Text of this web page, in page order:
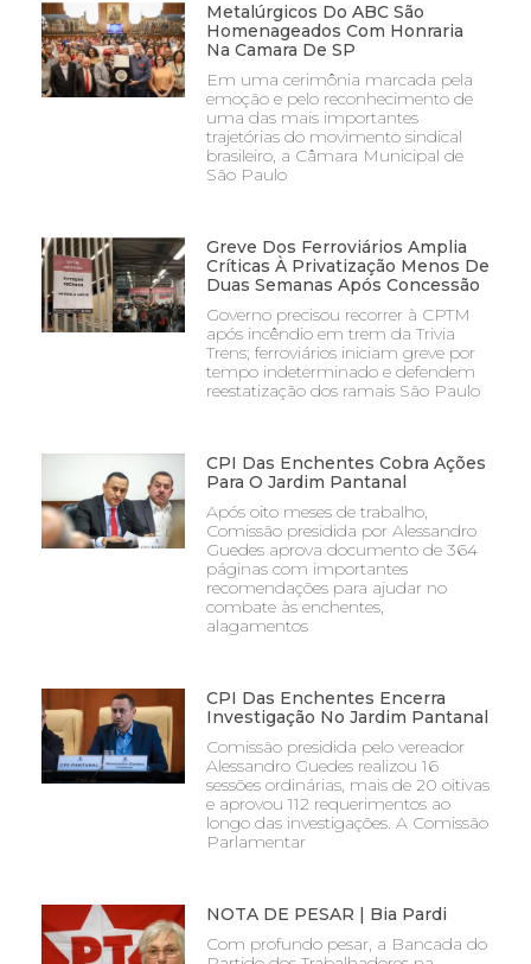
Metalúrgicos Do ABC São
Homenageados Com Honraria
Na Camara De SP
Em uma cerimônia marcada pela
emoção e pelo reconhecimento de
uma das mais importantes
trajetórias do movimento sindical
brasileiro, a Câmara Municipal de
São Paulo
Greve Dos Ferroviários Amplia
Críticas À Privatização Menos De
Duas Semanas Após Concessão
Governo precisou recorrer à CPTM
após incêndio em trem da Trivia
Trens; ferroviários iniciam greve por
tempo indeterminado e defendem
reestatização dos ramais São Paulo
CPI Das Enchentes Cobra Ações
Para O Jardim Pantanal
Após oito meses de trabalho,
Comissão presidida por Alessandro
Guedes aprova documento de 364
páginas com importantes
recomendações para ajudar no
combate às enchentes,
alagamentos
CPI Das Enchentes Encerra
Investigação No Jardim Pantanal
Comissão presidida pelo vereador
Alessandro Guedes realizou 16
sessões ordinárias, mais de 20 oitivas
e aprovou 112 requerimentos ao
longo das investigações. A Comissão
Parlamentar
NOTA DE PESAR | Bia Pardi
Com profundo pesar, a Bancada do